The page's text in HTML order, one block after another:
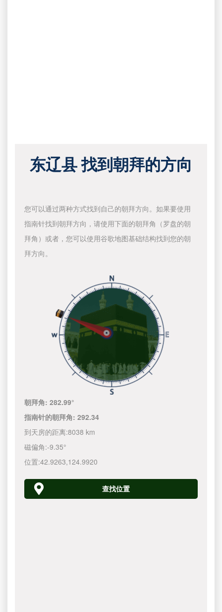
东辽县 找到朝拜的方向
您可以通过两种方式找到自己的朝拜方向。如果要使用
指南针找到朝拜方向，请使用下面的朝拜角（罗盘的朝
拜角）或者，您可以使用谷歌地图基础结构找到您的朝
拜方向。
朝拜角:282.99°
指南针的朝拜角:292.34
到天房的距离:8038 km
磁偏角:-9.35°
位置:42.9263,124.9920
查找位置